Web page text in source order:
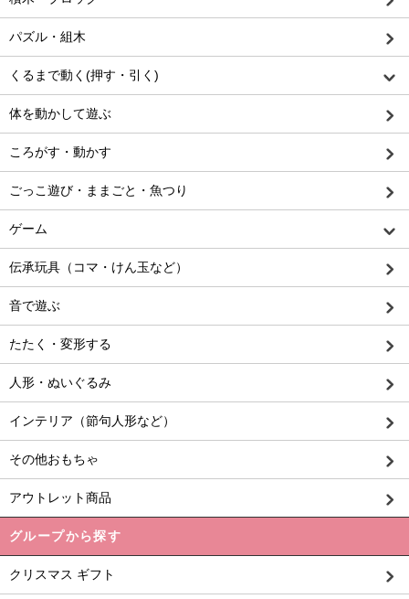
パズル・組木
くるまで動く(押す・引く)
体を動かして遊ぶ
ころがす・動かす
ごっこ遊び・ままごと・魚つり
ゲーム
伝承玩具（コマ・けん玉など）
音で遊ぶ
たたく・変形する
人形・ぬいぐるみ
インテリア（節句人形など）
その他おもちゃ
アウトレット商品
グループから探す
クリスマス ギフト